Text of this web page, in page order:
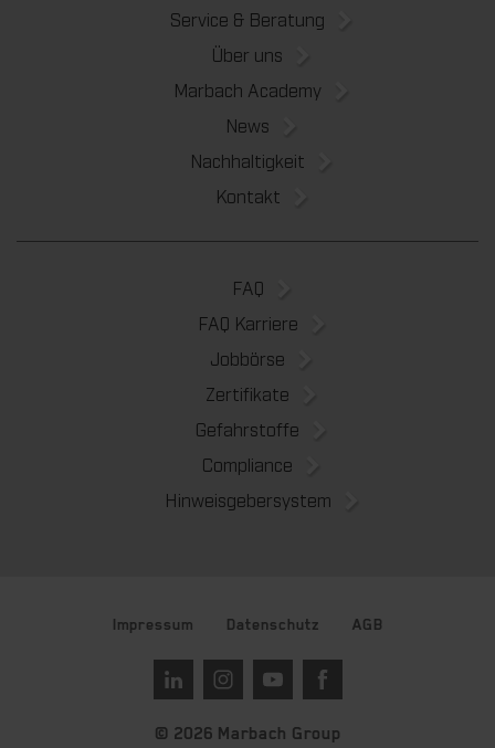
Service & Beratung
Über uns
Marbach Academy
News
Nachhaltigkeit
Kontakt
FAQ
FAQ Karriere
Jobbörse
Zertifikate
Gefahrstoffe
Compliance
Hinweisgebersystem
Impressum Datenschutz AGB
© 2026 Marbach Group